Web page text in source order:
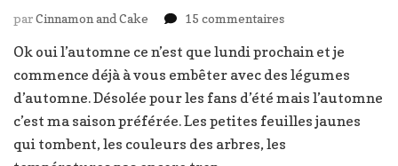
parCinnamon and Cake 15 commentairessur
potiron
noisette
qui
envie
d’être
Ok oui l’automne ce n’est que lundi prochain et je
commence déjà à vous embêter avec des légumes
d’automne. Désolée pour les fans d’été mais l’automne
c’est ma saison préférée. Les petites feuilles jaunes
qui tombent, les couleurs des arbres, les